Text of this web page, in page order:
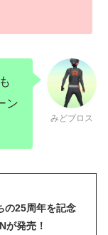
ン
みどブロス
の25周年を記念
が発売！